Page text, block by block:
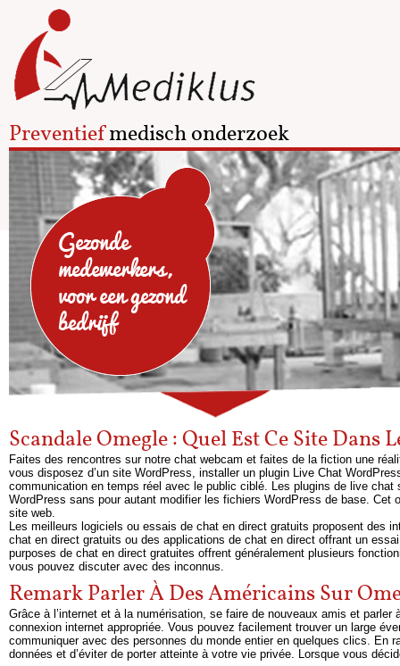
Preventiefmedisch onderzoek
Gezonde
medewerkers,
voor een gezond
bedrijf
Scandale Omegle : Quel Est Ce Site Dans
Faites des rencontres sur notre chat webcam et faites de la fiction une
vous disposez d’un site WordPress, installer un plugin Live Chat
communication en temps réel avec le public ciblé. Les plugins de live chat
WordPress sans pour autant modifier les fichiers WordPress de base.
site web.
Les meilleurs logiciels ou essais de chat en direct gratuits proposent des
chat en direct gratuits ou des applications de chat en direct offrant un
purposes de chat en direct gratuites offrent généralement plusieurs
vous pouvez discuter avec des inconnus.
Remark Parler À Des Américains Sur
Grâce à l’internet et à la numérisation, se faire de nouveaux amis et
connexion internet appropriée. Vous pouvez facilement trouver un large
communiquer avec des personnes du monde entier en quelques clics. En
données et d’éviter de porter atteinte à votre vie privée. Lorsque vous